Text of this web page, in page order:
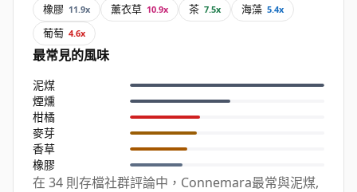
橡膠 11.9x 薰衣草 10.9x 茶 7.5x 海藻 5.4x
葡萄 4.6x
最常見的風味
泥煤
煙燻
柑橘
麥芽
香草
橡膠
在 34 則存檔社群評論中，Connemara最常與泥煤,